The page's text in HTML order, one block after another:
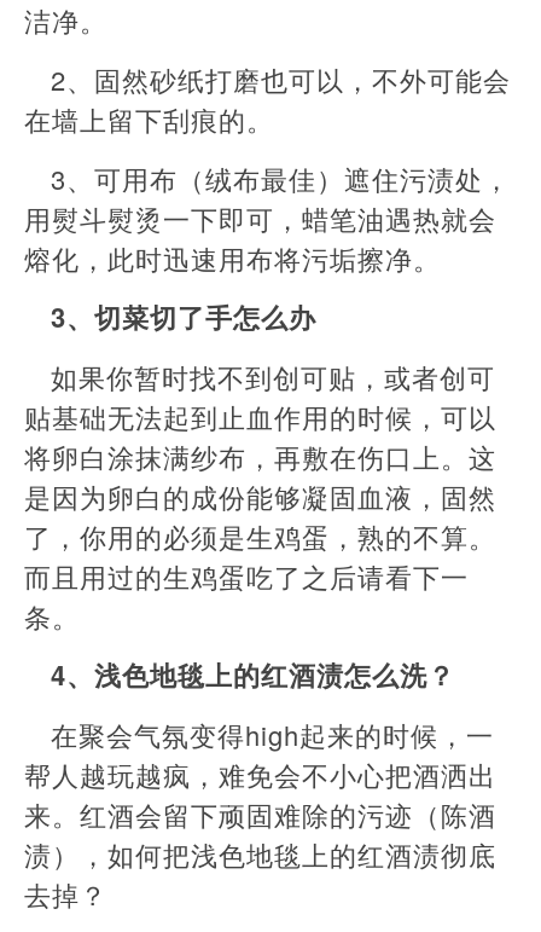
洁净。
2、固然砂纸打磨也可以，不外可能会
在墙上留下刮痕的。
3、可用布（绒布最佳）遮住污渍处，
用熨斗熨烫一下即可，蜡笔油遇热就会
熔化，此时迅速用布将污垢擦净。
3、切菜切了手怎么办
如果你暂时找不到创可贴，或者创可
贴基础无法起到止血作用的时候，可以
将卵白涂抹满纱布，再敷在伤口上。这
是因为卵白的成份能够凝固血液，固然
了，你用的必须是生鸡蛋，熟的不算。
而且用过的生鸡蛋吃了之后请看下一
条。
4、浅色地毯上的红酒渍怎么洗？
在聚会气氛变得high起来的时候，一
帮人越玩越疯，难免会不小心把酒洒出
来。红酒会留下顽固难除的污迹（陈酒
渍），如何把浅色地毯上的红酒渍彻底
去掉？